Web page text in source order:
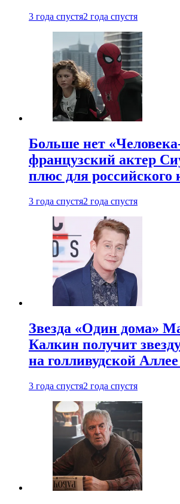
3 года спустя2 года спустя
Больше нет
французский актер
плюс для российского
3 года спустя2 года спустя
Звезда «Один дома»
Калкин получит
на голливудской
3 года спустя2 года спустя